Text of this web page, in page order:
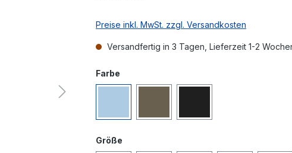
Preise inkl. MwSt. zzgl. Versandkosten
Versandfertig in 3 Tagen, Lieferzeit 1-2
Farbe
Größe